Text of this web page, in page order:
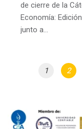
de cierre de la
Economía:
junto a…
1 2